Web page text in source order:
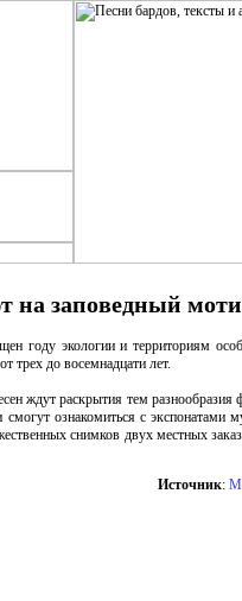
на заповедный
году экологии и территориям
трех до восемнадцати лет.
ждут раскрытия тем
ознакомиться с экспонатами
снимков двух местных
Источник: